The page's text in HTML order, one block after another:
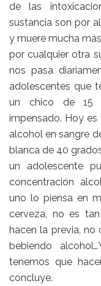
de las
sustancia son por
y muere mucha
por cualquier otra
nos pasa
adolescentes que
un chico de 15
impensado. Hoy
alcohol en sangre
blanca de 40
un adolescente
concentración
uno lo piensa en
cerveza, no es
hacen la previa,
bebiendo
tenemos que
concluye.